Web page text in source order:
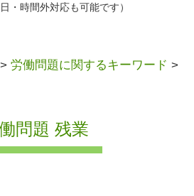
・時間外対応も可能です）
> 労働問題に関するキーワード >
問題 残業